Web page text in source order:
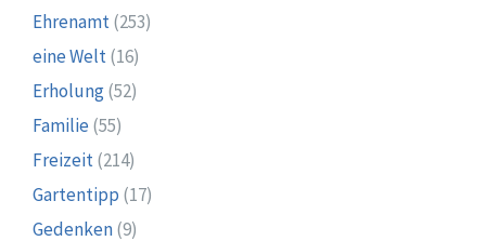
Ehrenamt(253)
eine Welt(16)
Erholung(52)
Familie (55)
Freizeit(214)
Gartentipp (17)
Gedenken(9)